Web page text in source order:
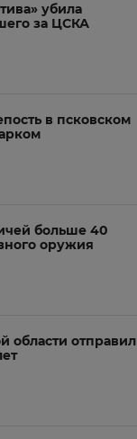
убила
за ЦСКА
в псковском
больше 40
оружия
области отправил